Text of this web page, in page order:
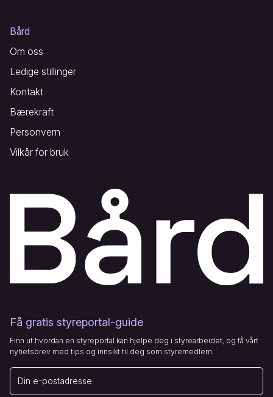
Bård
Om oss
Ledige stillinger
Kontakt
Bærekraft
Personvern
Vilkår for bruk
Få gratis styreportal-guide
Finn ut hvordan en styreportal kan hjelpe deg i styrearbeidet, og få vårt
nyhetsbrev med tips og innsikt til deg som styremedlem.
E-post